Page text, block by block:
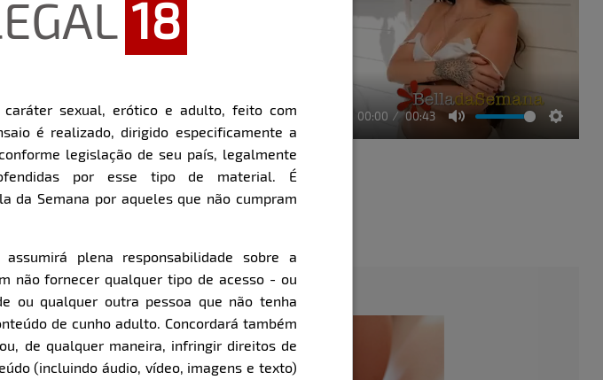
Forward
10s
00:00 00:43
Download
18
sexual, erótico e adulto, feito com
é realizado, dirigido especificamente a
legislação de seu país, legalmente
por esse tipo de material. É
da Semana por aqueles que não cumpram
assumirá plena responsabilidade sobre a
não fornecer qualquer tipo de acesso - ou
ou qualquer outra pessoa que não tenha
de cunho adulto. Concordará também
de qualquer maneira, infringir direitos de
(incluindo áudio, vídeo, imagens e texto)